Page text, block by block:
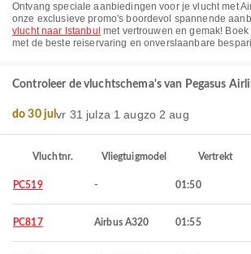
Ontvang speciale aanbiedingen voor je vlucht met
onze exclusieve promo's boordevol spannende
vlucht naar Istanbul met vertrouwen en gemak!
met de beste reiservaring en onverslaanbare
Controleer de vluchtschema's van Pegasus
do 30 julvr 31 julza 1 augzo 2 aug
Vluchtnr. Vliegtuigmodel Vertrekt
PC519 - 01:50
PC817 Airbus A320 01:55